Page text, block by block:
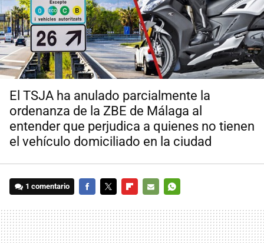
El TSJA ha anulado parcialmente la
ordenanza de la ZBE de Málaga al
entender que perjudica a quienes no tienen
el vehículo domiciliado en la ciudad
1 comentario
MAIL